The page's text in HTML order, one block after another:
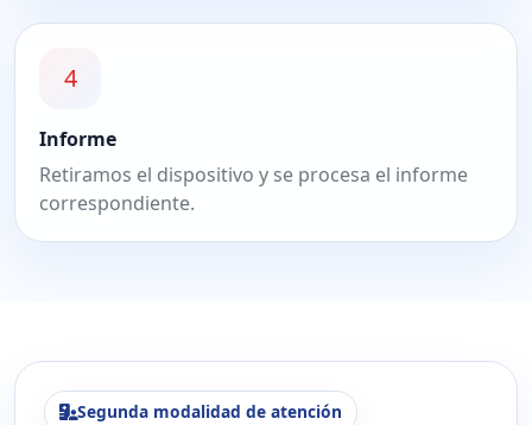
4
Informe
Retiramos el dispositivo y se procesa el informe
correspondiente.
Segunda modalidad de atención